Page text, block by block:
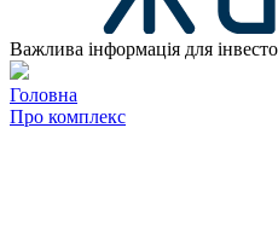
Важлива інформація для
Головна
Про комплекс